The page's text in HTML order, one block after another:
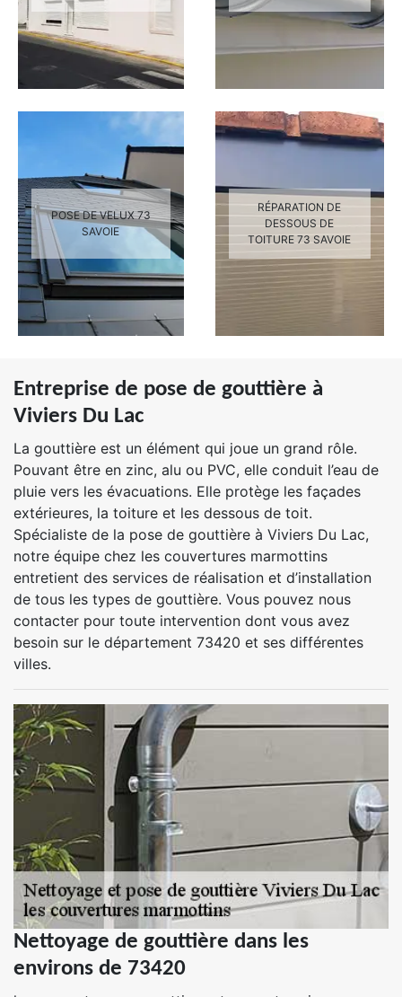
POSE DE VELUX 73
SAVOIE
RÉPARATION DE
DESSOUS DE
TOITURE 73 SAVOIE
Entreprise de pose de gouttière à
Viviers Du Lac
La gouttière est un élément qui joue un grand rôle.
Pouvant être en zinc, alu ou PVC, elle conduit l’eau de
pluie vers les évacuations. Elle protège les façades
extérieures, la toiture et les dessous de toit.
Spécialiste de la pose de gouttière à Viviers Du Lac,
notre équipe chez les couvertures marmottins
entretient des services de réalisation et d’installation
de tous les types de gouttière. Vous pouvez nous
contacter pour toute intervention dont vous avez
besoin sur le département 73420 et ses différentes
villes.
Nettoyage de gouttière dans les
environs de 73420